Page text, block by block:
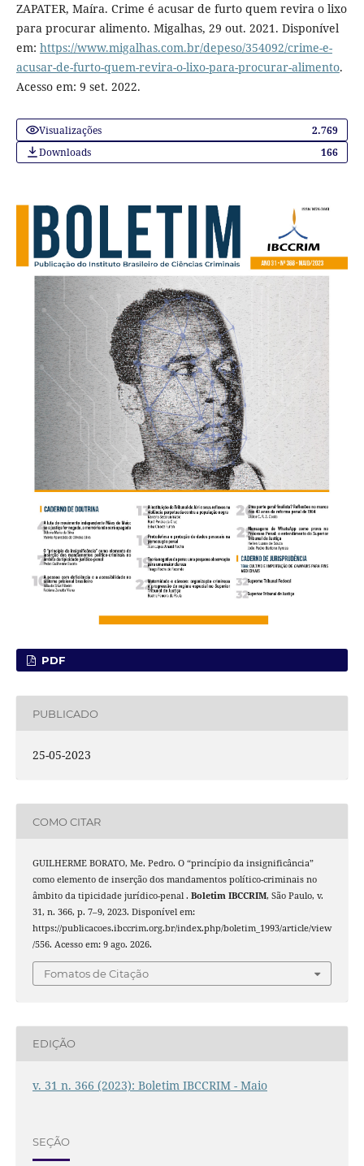
ZAPATER, Maíra. Crime é acusar de furto quem revira o lixo
para procurar alimento. Migalhas, 29 out. 2021. Disponível
em: https://www.migalhas.com.br/depeso/354092/crime-e-
acusar-de-furto-quem-revira-o-lixo-para-procurar-alimento.
Acesso em: 9 set. 2022.
Visualizações
2.769
Downloads
166
PDF
PUBLICADO
25-05-2023
COMO CITAR
GUILHERME BORATO, Me. Pedro. O “princípio da insignificância”
como elemento de inserção dos mandamentos político-criminais no
âmbito da tipicidade jurídico-penal . Boletim IBCCRIM, São Paulo, v.
31, n. 366, p. 7–9, 2023. Disponível em:
https://publicacoes.ibccrim.org.br/index.php/boletim_1993/article/view
/556. Acesso em: 9 ago. 2026.
Fomatos de Citação
EDIÇÃO
v. 31 n. 366 (2023): Boletim IBCCRIM - Maio
SEÇÃO